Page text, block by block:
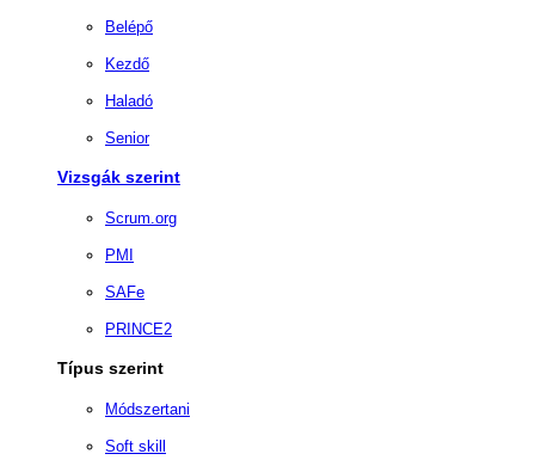
Belépő
Kezdő
Haladó
Senior
Vizsgák szerint
Scrum.org
PMI
SAFe
PRINCE2
Típus szerint
Módszertani
Soft skill